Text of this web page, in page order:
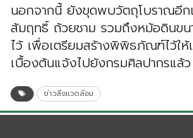
นอกจากนี้ ยังขุดพบวัตถุโบราณอีก
สัมฤทธิ์ ถ้วยชาม รวมถึงหม้อดินขน
ไว้ เพื่อเตรียมสร้างพิพิธภัณฑ์ไว้ให้
เบื้องต้นแจ้งไปยังกรมศิลปากรแล้ว
ข่าวสิ่งแวดล้อม